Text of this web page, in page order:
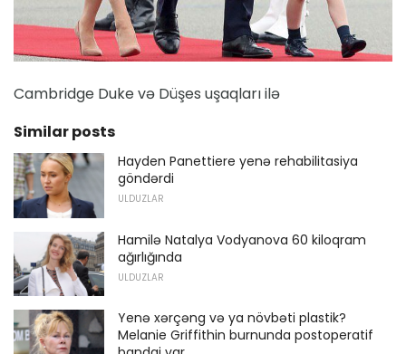
Cambridge Duke və Düşes uşaqları ilə
Similar posts
Hayden Panettiere yenə rehabilitasiya
göndərdi
ULDUZLAR
Hamilə Natalya Vodyanova 60 kiloqram
ağırlığında
ULDUZLAR
Yenə xərçəng və ya növbəti plastik?
Melanie Griffithin burnunda postoperatif